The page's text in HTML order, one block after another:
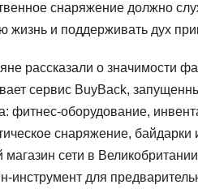
снаряжение должно
жизнь и поддерживать дух
рассказали о значимости
сервис BuyBack,
фитнес‑оборудование,
снаряжение,
магазин сети в
для